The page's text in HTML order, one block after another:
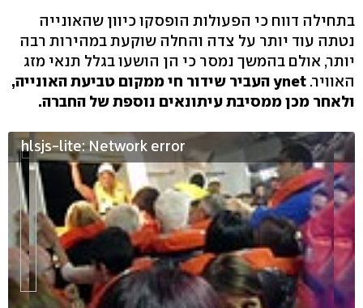
בתחילה דווח כי הפעולות הופסקו כיוון שהאונייה
נטתה עוד יותר על צדה והחלה שוקעת במהירות רבה
יותר, אולם בהמשך נמסר כי הן הושעו בגלל תנאי מזג
האוויר.
ynet העביר שידור חי ממקום טביעת האונייה,
ולאחר מכן ממסיבת עיתונאים נוספת של החברה.
hlsjs-lite: Network error